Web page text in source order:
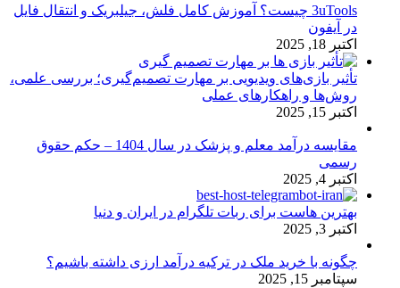
3uTools چیست؟ آموزش کامل فلش، جیلبریک و انتقال فایل
در آیفون
اکتبر 18, 2025
تأثیر بازی‌های ویدیویی بر مهارت تصمیم‌گیری؛ بررسی علمی،
روش‌ها و راهکارهای عملی
اکتبر 15, 2025
مقایسه درآمد معلم و پزشک در سال 1404 – حکم حقوق
رسمی
اکتبر 4, 2025
بهترین هاست برای ربات تلگرام در ایران و دنیا
اکتبر 3, 2025
چگونه با خرید ملک در ترکیه درآمد ارزی داشته باشیم؟
سپتامبر 15, 2025